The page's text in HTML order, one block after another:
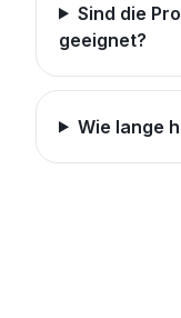
Sind die
geeignet?
Wie lange